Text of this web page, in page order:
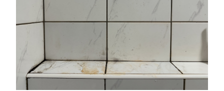
團購專區
會員權益
會員中心